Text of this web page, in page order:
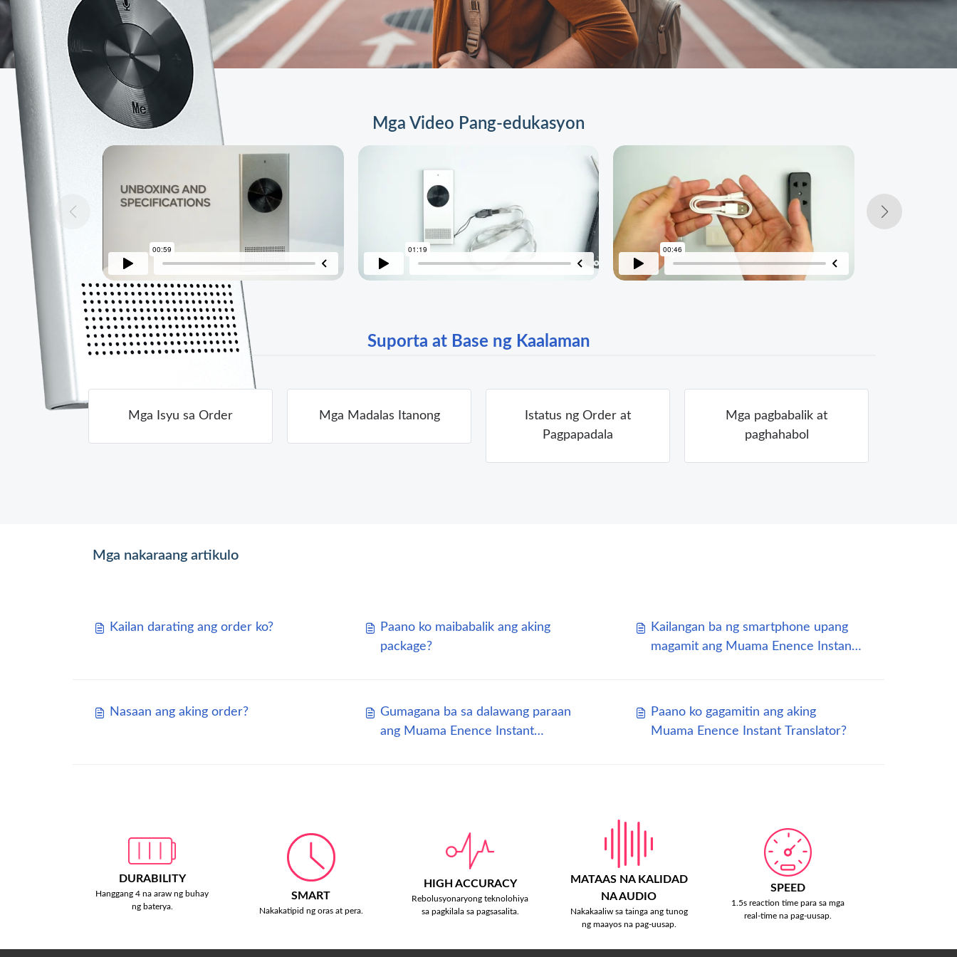
Mga Video Pang-edukasyon
Suporta at Base ng Kaalaman
Mga Isyu sa Order Mga Madalas Itanong
Istatus ng Order at
Pagpapadala
Mga pagbabalik at
paghahabol
Mga nakaraang artikulo
Kailan darating ang order ko?
Paano ko maibabalik ang aking
package?
Kailangan ba ng smartphone upang
magamit ang Muama Enence Instant
Nasaan ang aking order?
Gumagana ba sa dalawang paraan
ang Muama Enence Instant
Paano ko gagamitin ang aking
Muama Enence Instant Translator?
DURABILITY
Hanggang 4 na araw ng buhay
ng baterya.
SMART
Nakakatipid ng oras at pera.
HIGH ACCURACY
Rebolusyonaryong teknolohiya
sa pagkilala sa pagsasalita.
MATAAS NA KALIDAD
NA AUDIO
Nakakaaliw sa tainga ang tunog
ng maayos na pag-uusap.
SPEED
1.5s reaction time para sa mga
real-time na pag-uusap.